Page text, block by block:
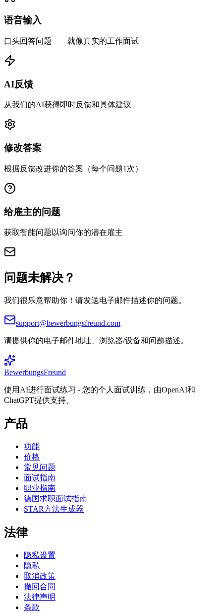
语音输入
口头回答问题——就像真实的工作面试
AI反馈
从我们的AI获得即时反馈和具体建议
修改答案
根据反馈改进你的答案（每个问题1次）
给雇主的问题
获取智能问题以询问你的潜在雇主
问题未解决？
我们很乐意帮助你！请发送电子邮件描述你的问题。
support@bewerbungsfreund.com
请提供你的电子邮件地址、浏览器/设备和问题描述。
BewerbungsFreund
使用AI进行面试练习 - 您的个人面试训练，由OpenAI和
ChatGPT提供支持。
产品
功能
价格
常见问题
面试指南
职业指南
德国求职面试指南
STAR方法生成器
法律
隐私设置
隐私
取消政策
撤回合同
法律声明
条款